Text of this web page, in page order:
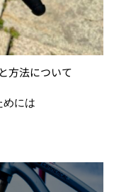
方法について
めには